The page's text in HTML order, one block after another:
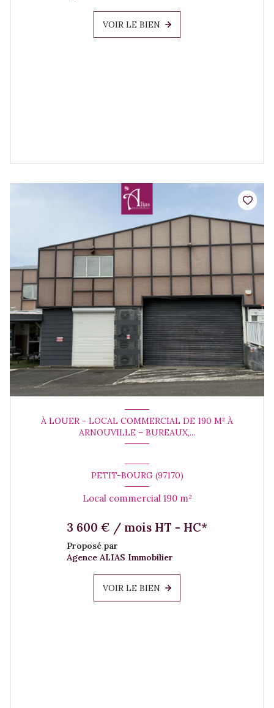
VOIR LE BIEN
À LOUER - LOCAL COMMERCIAL DE 190 M² À
ARNOUVILLE – BUREAUX,...
PETIT-BOURG (97170)
Local commercial 190 m²
3 600 € / mois HT - HC*
Proposé par
Agence ALIAS Immobilier
VOIR LE BIEN